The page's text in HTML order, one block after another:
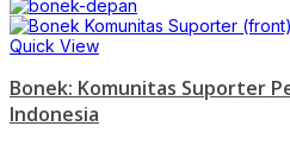
Quick View
Bonek: Komunitas Suporter
Indonesia